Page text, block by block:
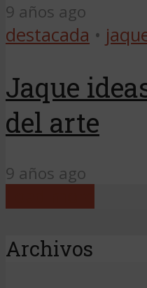
9 años ago
destacada •
Jaque
del arte
9 años ago
Archivos